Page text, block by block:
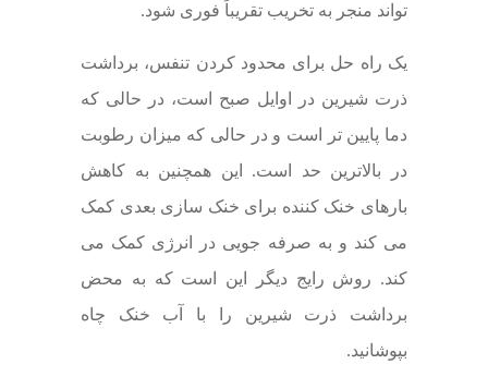
تواند منجر به تخریب تقریباً فوری شود.
یک راه حل برای محدود کردن تنفس، برداشت
ذرت شیرین در اوایل صبح است، در حالی که
دما پایین تر است و در حالی که میزان رطوبت
در بالاترین حد است. این همچنین به کاهش
بارهای خنک کننده برای خنک سازی بعدی کمک
می کند و به صرفه جویی در انرژی کمک می
کند. روش رایج دیگر این است که به محض
برداشت ذرت شیرین را با آب خنک چاه
بپوشانید.